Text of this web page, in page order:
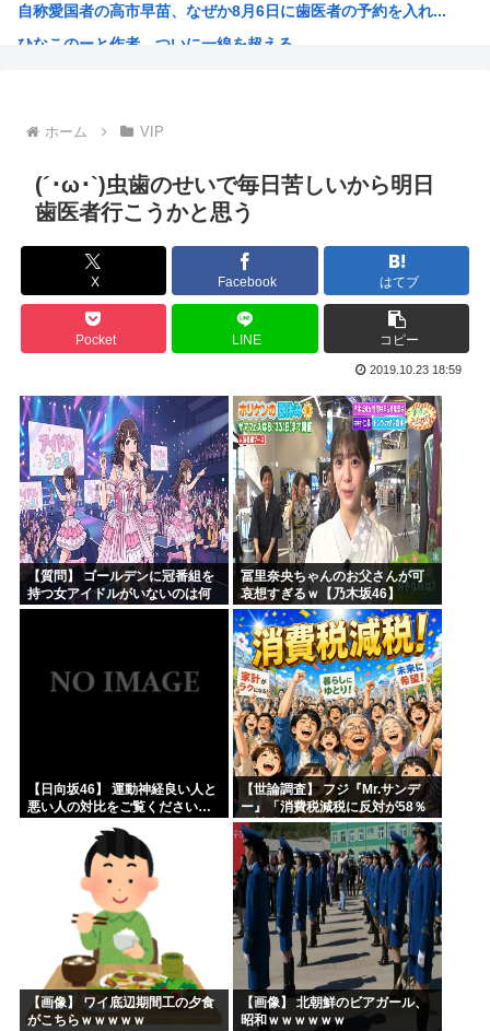
【悲報】eスポーツ、肥満や糖尿病などに悩まされる過酷なス...
自称愛国者の高市早苗、なぜか8月6日に歯医者の予約を入れ...
ひなこのーと作者、ついに一線を超える
【衝撃】 韓国人「十二支の和菓子、なぜか13匹いる」
モンキー・D・ルフィさん、最新話で情けなさ過ぎる姿を見せ...
韓国人「日本でもボールペンを作れるくらいなら、韓国が本気...
AI絵師による「手描き詐称」、ガチで問題視され始める
英国政府、事前に値上げしてから値引き表示することで割引価...
ハンターハンターのウボォーギン、再評価が進みすぎてもはや...
海外「本当にすごい！」日本が清潔な理由を体験した米大物キ...
トー横キッズ、ジャップの大人に失望「相談しても具体的に何...
映画『ブルーロック』さん、大コケ⚽️
性行為の同意のお勉強漫画が192.1万バズ！！！お前らも...
バニー描いたよ?
無職転生、正ヒロインがフィギュア化www
ホーム VIP
(´･ω･`)虫歯のせいで毎日苦しいから明日
歯医者行こうかと思う
X Facebook はてブ
Pocket LINE コピー
2019.10.23 18:59
【質問】 ゴールデンに冠番組を
持つ女アイドルがいないのは何
故なのか？
冨里奈央ちゃんのお父さんが可
哀想すぎるｗ【乃木坂46】
【日向坂46】 運動神経良い人と
悪い人の対比をご覧ください…
【世論調査】 フジ『Mr.サンデ
ー』「消費税減税に反対が58％
で賛成を上回る！」 → ｗｗｗｗ
ｗｗｗｗｗｗｗｗｗｗｗｗ
【画像】 ワイ底辺期間工の夕食
がこちらｗｗｗｗｗ
【画像】 北朝鮮のビアガール、
昭和ｗｗｗｗｗｗ